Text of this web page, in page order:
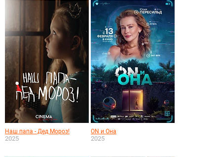
Наш папа - Дед Мороз!
2025
ON и Она
2025